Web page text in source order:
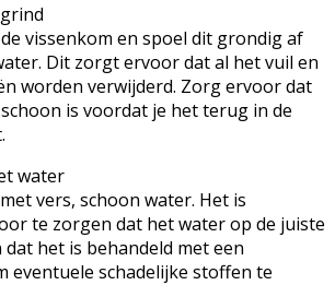
vissenkom en spoel dit grondig af
Dit zorgt ervoor dat al het vuil en
worden verwijderd. Zorg ervoor dat
is voordat je het terug in de
water
vers, schoon water. Het is
te zorgen dat het water op de juiste
het is behandeld met een
eventuele schadelijke stoffen te